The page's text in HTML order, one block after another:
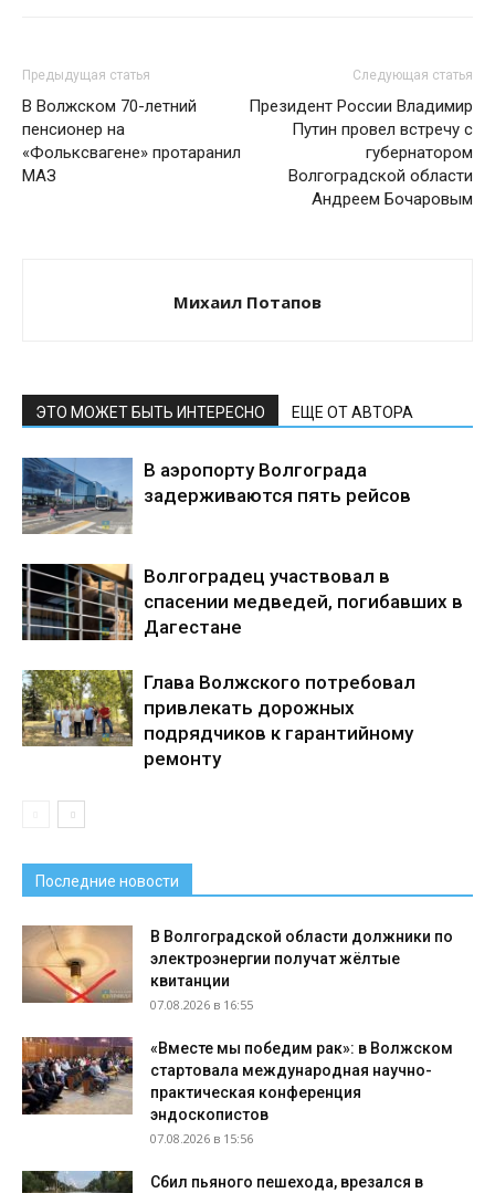
Предыдущая статья
В Волжском 70-летний
пенсионер на
«Фольксвагене» протаранил
МАЗ
Следующая статья
Президент России Владимир
Путин провел встречу с
губернатором
Волгоградской области
Андреем Бочаровым
Михаил Потапов
ЭТО МОЖЕТ БЫТЬ ИНТЕРЕСНО ЕЩЕ ОТ АВТОРА
В аэропорту Волгограда
задерживаются пять рейсов
Волгоградец участвовал в
спасении медведей, погибавших в
Дагестане
Глава Волжского потребовал
привлекать дорожных
подрядчиков к гарантийному
ремонту
Последние новости
В Волгоградской области должники по
электроэнергии получат жёлтые
квитанции
07.08.2026 в 16:55
«Вместе мы победим рак»: в Волжском
стартовала международная научно-
практическая конференция
эндоскопистов
07.08.2026 в 15:56
Сбил пьяного пешехода, врезался в